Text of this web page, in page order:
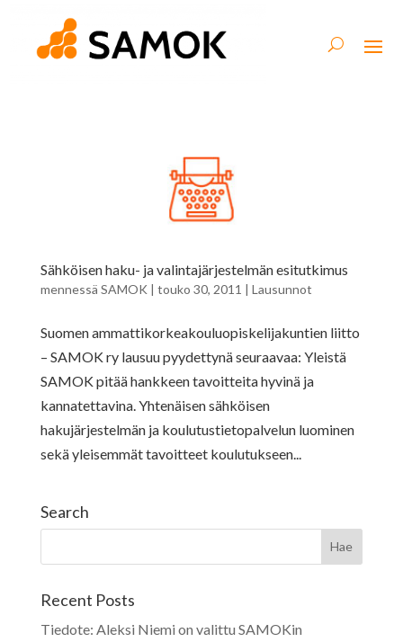
Sähköisen haku- ja valintajärjestelmän esitutkimus
mennessä SAMOK | touko 30, 2011 | Lausunnot
Suomen ammattikorkeakouluopiskelijakuntien liitto
– SAMOK ry lausuu pyydettynä seuraavaa: Yleistä
SAMOK pitää hankkeen tavoitteita hyvinä ja
kannatettavina. Yhtenäisen sähköisen
hakujärjestelmän ja koulutustietopalvelun luominen
sekä yleisemmät tavoitteet koulutukseen...
Search
Recent Posts
Tiedote: Aleksi Niemi on valittu SAMOKin